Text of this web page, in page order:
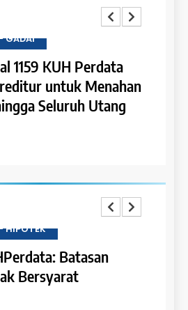
- GADAI
Pasal 1158 KUH Perdata
Gadai atas
Bunganya
JAMINAN - HIPOTEK
KUHPerdata:
Pembebanan Hipotek